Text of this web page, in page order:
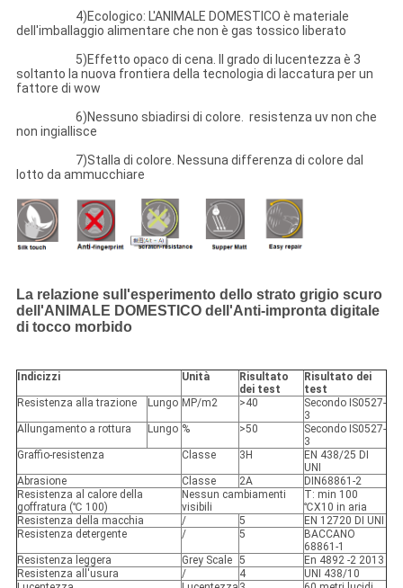
4)Ecologico: L'ANIMALE DOMESTICO è materiale
dell'imballaggio alimentare che non è gas tossico liberato
5)Effetto opaco di cena. Il grado di lucentezza è 3
soltanto la nuova frontiera della tecnologia di laccatura per un
fattore di wow
6)Nessuno sbiadirsi di colore. resistenza uv non che
non ingiallisce
7)Stalla di colore. Nessuna differenza di colore dal
lotto da ammucchiare
La relazione sull'esperimento dello strato grigio scuro
dell'ANIMALE DOMESTICO dell'Anti-impronta digitale
di tocco morbido
Indicizzi Unità
Risultato
dei test
Risultato dei
test
Resistenza alla trazione
Lungo MP/m2 >40
Secondo IS0527-
3
Allungamento a rottura
Lungo % >50
Secondo IS0527-
3
Graffio-resistenza
Classe 3H
EN 438/25 DI
UNI
Abrasione
Classe 2A
DIN68861-2
Resistenza al calore della
goffratura (℃ 100)
Nessun cambiamenti
visibili
T: min 100
℃X10 in aria
Resistenza della macchia
/ 5
EN 12720 DI UNI
Resistenza detergente
/ 5
BACCANO
68861-1
Resistenza leggera
Grey Scale 5
En 4892 -2 2013
Resistenza all'usura
/ 4
UNI 438/10